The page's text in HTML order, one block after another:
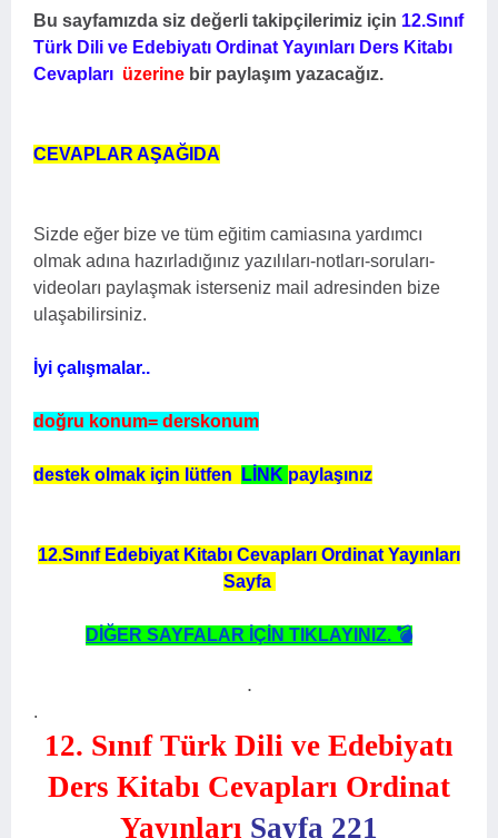
Bu sayfamızda siz değerli takipçilerimiz için 12.Sınıf
Türk Dili ve Edebiyatı Ordinat Yayınları Ders Kitabı
Cevapları üzerine bir paylaşım yazacağız.
CEVAPLAR AŞAĞIDA
Sizde eğer bize ve tüm eğitim camiasına yardımcı
olmak adına hazırladığınız yazılıları-notları-soruları-
videoları paylaşmak isterseniz mail adresinden bize
ulaşabilirsiniz.
İyi çalışmalar..
doğru konum= derskonum
destek olmak için lütfen LİNK paylaşınız
12.Sınıf Edebiyat Kitabı Cevapları Ordinat Yayınları
Sayfa
DİĞER SAYFALAR İÇİN TIKLAYINIZ. 💣
.
.
12. Sınıf Türk Dili ve Edebiyatı
Ders Kitabı Cevapları Ordinat
Yayınları Sayfa 221